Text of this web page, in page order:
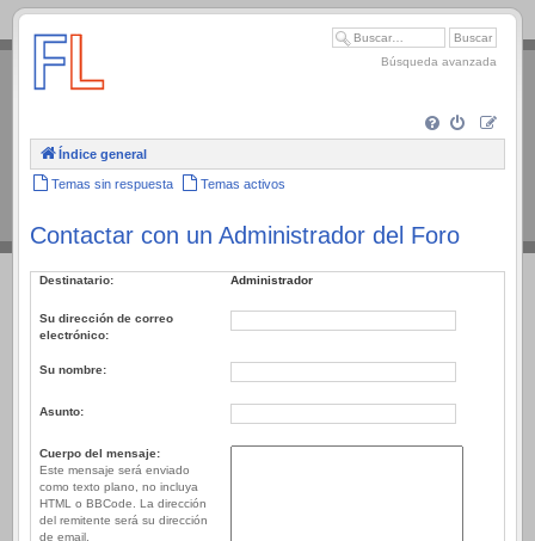
.
Búsqueda avanzada
Índice general
Temas sin respuesta Temas activos
Contactar con un Administrador del Foro
Destinatario: Administrador
Su dirección de correo
electrónico:
Su nombre:
Asunto:
Cuerpo del mensaje:
Este mensaje será enviado
como texto plano, no incluya
HTML o BBCode. La dirección
del remitente será su dirección
de email.